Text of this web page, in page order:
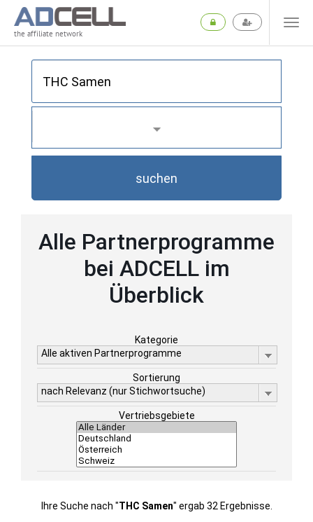
the affiliate network
suchen
Alle Partnerprogramme
bei ADCELL im
Überblick
Kategorie
Alle aktiven Partnerprogramme
Sortierung
nach Relevanz (nur Stichwortsuche)
Vertriebsgebiete
Ihre Suche nach "THC Samen" ergab 32 Ergebnisse.